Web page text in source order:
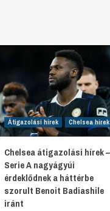
Átigazolási hírek Chelsea hírek
Chelsea átigazolási hírek
Serie A nagyágyúi
érdeklődnek a háttérbe
szorult Benoit Badiashile
iránt